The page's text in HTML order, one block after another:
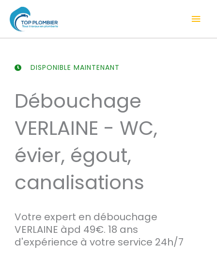
contenu
DISPONIBLE MAINTENANT
Débouchage
VERLAINE - WC,
évier, égout,
canalisations
Votre expert en débouchage
VERLAINE àpd 49€. 18 ans
d'expérience à votre service 24h/7